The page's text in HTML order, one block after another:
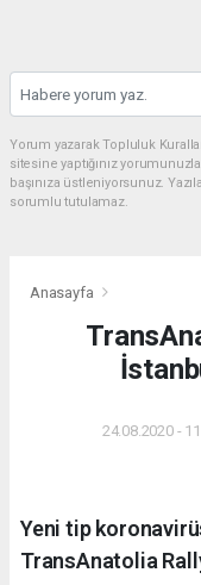
Yorum yazarak Topluluk
sitesine yaptığınız
başınıza üstleniyorsunuz.
sorumlu tutulamaz.
Anasayfa
24.08.2020 -
Yeni tip
TransAnatolia